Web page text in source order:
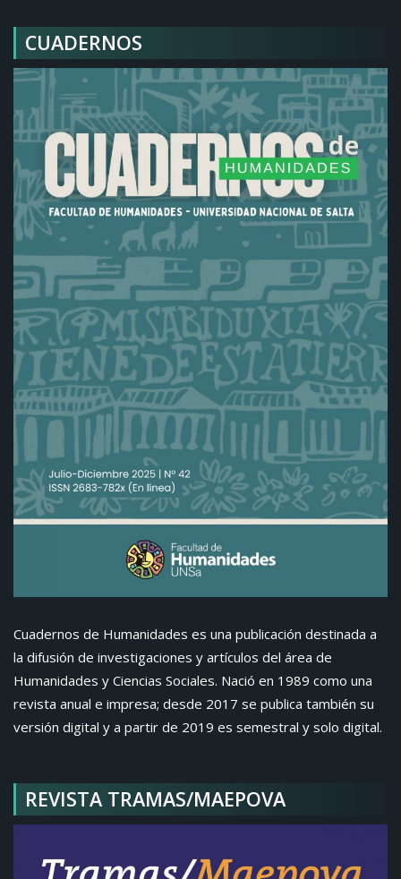
CUADERNOS
Cuadernos de Humanidades es una publicación destinada a
la difusión de investigaciones y artículos del área de
Humanidades y Ciencias Sociales. Nació en 1989 como una
revista anual e impresa; desde 2017 se publica también su
versión digital y a partir de 2019 es semestral y solo digital.
REVISTA TRAMAS/MAEPOVA